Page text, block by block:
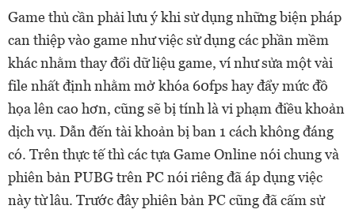
Game thủ cần phải lưu ý khi sử dụng những biện pháp
can thiệp vào game như việc sử dụng các phần mềm
khác nhằm thay đổi dữ liệu game, ví như sửa một vài
file nhất định nhằm mở khóa 60fps hay đẩy mức đồ
họa lên cao hơn, cũng sẽ bị tính là vi phạm điều khoản
dịch vụ. Dẫn đến tài khoản bị ban 1 cách không đáng
có. Trên thực tế thì các tựa Game Online nói chung và
phiên bản PUBG trên PC nói riêng đã áp dụng việc
này từ lâu. Trước đây phiên bản PC cũng đã cấm sử